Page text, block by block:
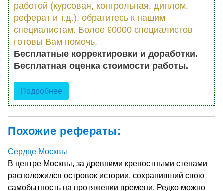
работой (курсовая, контрольная, диплом,
реферат и т.д.), обратитесь к нашим
специалистам. Более 90000 специалистов
готовы Вам помочь.
Бесплатные корректировки и доработки.
Бесплатная оценка стоимости работы.
Подробнее
Похожие рефераты:
Сердце Москвы
В центре Москвы, за древними крепостными стенами
расположился островок истории, сохранивший свою
самобытность на протяжении времени. Редко можно